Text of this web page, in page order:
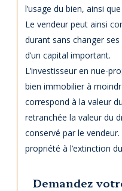
l’usage du bien, ainsi
Le vendeur peut ainsi
durant sans changer
d’un capital important.
L’investisseur en nue-
bien immobilier à
correspond à la valeur
retranchée la valeur du
conservé par le
propriété à l’extinction
Demandez